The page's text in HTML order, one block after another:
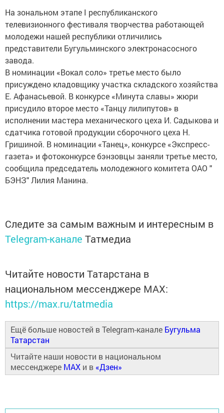
На зональном этапе I республиканского
телевизионного фестиваля творчества работающей
молодежи нашей республики отличились
представители Бугульминского электронасосного
завода.
В номинации «Вокал соло» третье место было
присуждено кладовщику участка складского хозяйства
Е. Афанасьевой. В конкурсе «Минута славы» жюри
присудило второе место «Танцу лилипутов» в
исполнении мастера механического цеха И. Садыкова и
сдатчика готовой продукции сборочного цеха Н.
Гришиной. В номинации «Танец», конкурсе «Экспресс-
газета» и фотоконкурсе бэнзовцы заняли третье место,
сообщила председатель молодежного комитета ОАО "
БЭНЗ" Лилия Манина.
Следите за самым важным и интересным в
Telegram-канале Татмедиа
Читайте новости Татарстана в
национальном мессенджере MАХ:
https://max.ru/tatmedia
Ещё больше новостей в Telegram-канале Бугульма
Татарстан
Читайте наши новости в национальном
мессенджере MAX и в «Дзен»